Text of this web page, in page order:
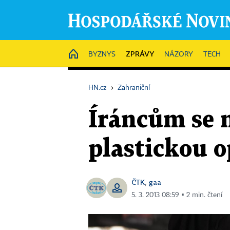
HOME
BYZNYS ZPRÁVY NÁZORY TECH
HN.cz › Zahraniční
Íráncům se
plastickou
ČTK, gaa
5. 3. 2013 08:59 ▪ 2 min. čtení